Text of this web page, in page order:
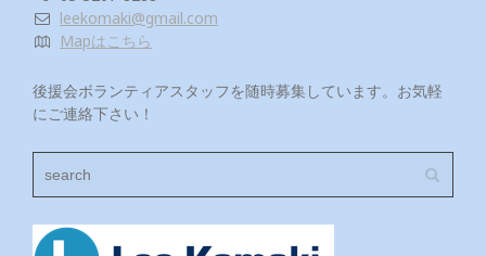
leekomaki@gmail.com
Mapはこちら
後援会ボランティアスタッフを随時募集しています。お気軽
にご連絡下さい！